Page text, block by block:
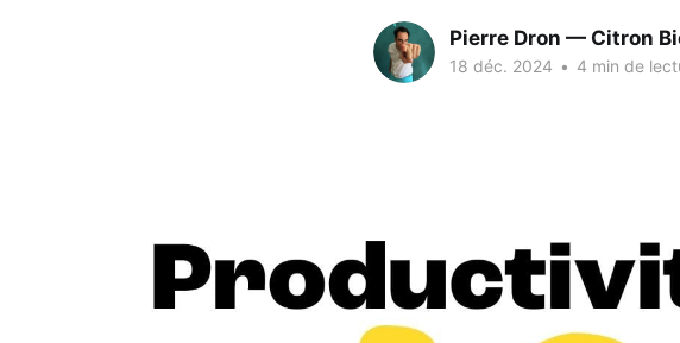
Pierre Dron — Citron
18 déc. 2024 • 4 min de